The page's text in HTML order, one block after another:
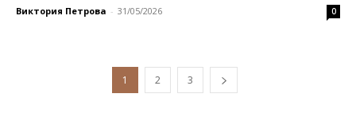
Виктория Петрова - 31/05/2026 0
1 2 3